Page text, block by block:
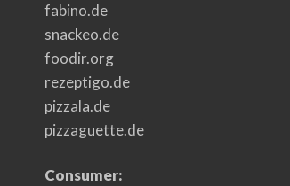
fabino.de
snackeo.de
foodir.org
rezeptigo.de
pizzala.de
pizzaguette.de
Consumer: